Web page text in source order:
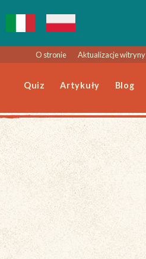
O stronie Aktualizacje witryny
Quiz Artykuły Blog